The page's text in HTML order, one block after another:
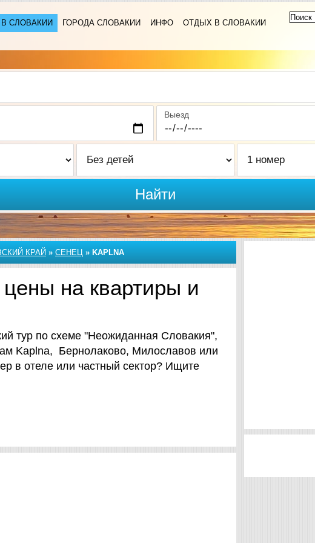
СЛОВАКИИ ГОРОДА СЛОВАКИИ ИНФО
ОТДЫХ В СЛОВАКИИ
Выезд
Найти
КРАЙ » СЕНЕЦ » KAPLNA
на квартиры и
тур по схеме "Неожиданная Словакия",
Kaplna, Бернолаково, Милославов или
в отеле или частный сектор? Ищите